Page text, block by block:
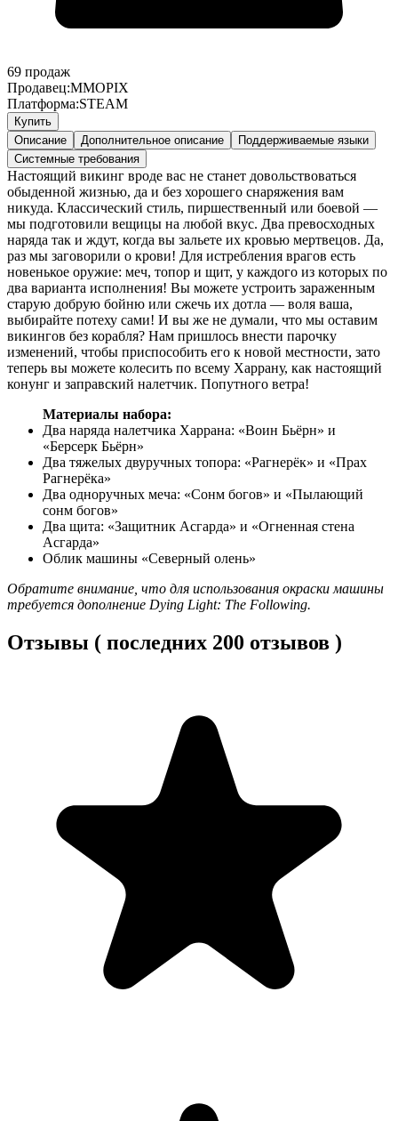
69 продаж
Продавец:MMOPIX
Платформа:STEAM
Купить
Описание
Дополнительное описание
Поддерживаемые языки
Системные требования
Настоящий викинг вроде вас не станет довольствоваться
обыденной жизнью, да и без хорошего снаряжения вам
никуда. Классический стиль, пиршественный или боевой —
мы подготовили вещицы на любой вкус. Два превосходных
наряда так и ждут, когда вы зальете их кровью мертвецов. Да,
раз мы заговорили о крови! Для истребления врагов есть
новенькое оружие: меч, топор и щит, у каждого из которых по
два варианта исполнения! Вы можете устроить зараженным
старую добрую бойню или сжечь их дотла — воля ваша,
выбирайте потеху сами! И вы же не думали, что мы оставим
викингов без корабля? Нам пришлось внести парочку
изменений, чтобы приспособить его к новой местности, зато
теперь вы можете колесить по всему Харрану, как настоящий
конунг и заправский налетчик. Попутного ветра!
Материалы набора:
Два наряда налетчика Харрана: «Воин Бьёрн» и
«Берсерк Бьёрн»
Два тяжелых двуручных топора: «Рагнерёк» и «Прах
Рагнерёка»
Два одноручных меча: «Сонм богов» и «Пылающий
сонм богов»
Два щита: «Защитник Асгарда» и «Огненная стена
Асгарда»
Облик машины «Северный олень»
Обратите внимание, что для использования окраски машины
требуется дополнение Dying Light: The Following.
Отзывы ( последних 200 отзывов )